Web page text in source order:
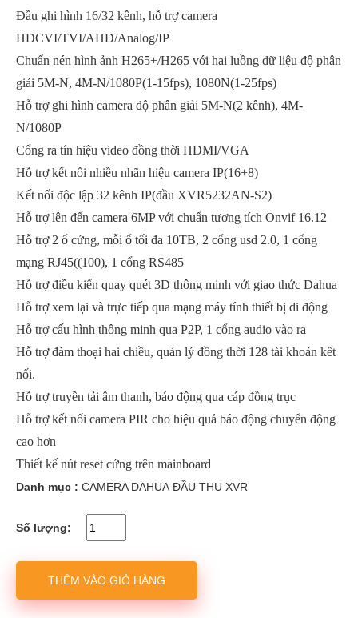
Đầu ghi hình 16/32 kênh, hỗ trợ camera
HDCVI/TVI/AHD/Analog/IP
Chuẩn nén hình ảnh H265+/H265 với hai luồng dữ liệu độ phân
giải 5M-N, 4M-N/1080P(1-15fps), 1080N(1-25fps)
Hỗ trợ ghi hình camera độ phân giải 5M-N(2 kênh), 4M-
N/1080P
Cổng ra tín hiệu video đồng thời HDMI/VGA
Hỗ trợ kết nối nhiều nhãn hiệu camera IP(16+8)
Kết nối độc lập 32 kênh IP(đầu XVR5232AN-S2)
Hỗ trợ lên đến camera 6MP với chuẩn tương tích Onvif 16.12
Hỗ trợ 2 ổ cứng, mỗi ổ tối đa 10TB, 2 cổng usd 2.0, 1 cổng
mạng RJ45((100), 1 cổng RS485
Hỗ trợ điều kiển quay quét 3D thông minh với giao thức Dahua
Hỗ trợ xem lại và trực tiếp qua mạng máy tính thiết bị di động
Hỗ trợ cấu hình thông minh qua P2P, 1 cổng audio vào ra
Hỗ trợ đàm thoại hai chiều, quản lý đồng thời 128 tài khoản kết
nối.
Hỗ trợ truyền tải âm thanh, báo động qua cáp đồng trục
Hỗ trợ kết nối camera PIR cho hiệu quả báo động chuyển động
cao hơn
Thiết kế nút reset cứng trên mainboard
Danh mục : CAMERA DAHUA ĐẦU THU XVR
Số lượng:
THÊM VÀO GIỎ HÀNG